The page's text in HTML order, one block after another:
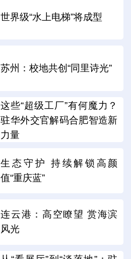
世界级“水上电梯”将成型
苏州：校地共创“同里诗光”
这些“超级工厂”有何魔力？
驻华外交官解码合肥智造新
力量
生态守护 持续解锁高颜
值“重庆蓝”
连云港：高空瞭望 赏海滨
风光